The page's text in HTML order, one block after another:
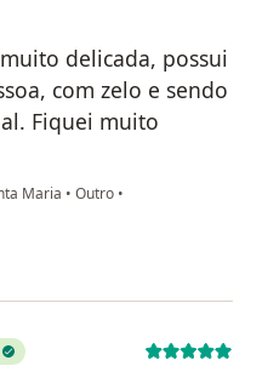
delicada, possui
com zelo e sendo
Fiquei muito
Maria • Outro •
Iensen